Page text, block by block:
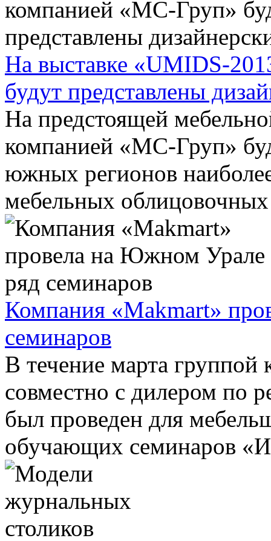
На выставке «UMIDS-
будут представлены
На предстоящей
компанией «МС-Груп»
южных регионов
мебельных
Компания «Makmart»
семинаров
В течение марта
совместно с дилером по
был проведен для
обучающих семинаров